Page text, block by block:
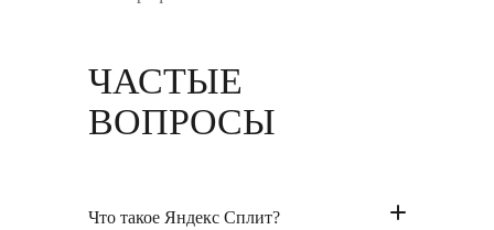
ЧАСТЫЕ
ВОПРОСЫ
Что такое Яндекс Сплит?